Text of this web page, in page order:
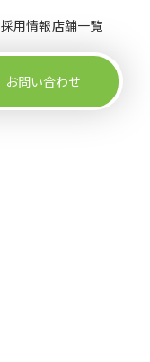
採用情報店舗一覧
お問い合わせ